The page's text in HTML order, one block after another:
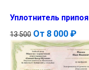
Уплотнитель припоя
13 500 От 8 000 ₽